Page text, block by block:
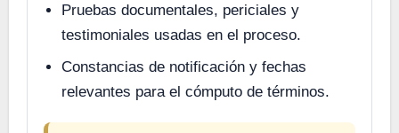
Pruebas documentales, periciales y
testimoniales usadas en el proceso.
Constancias de notificación y fechas
relevantes para el cómputo de términos.